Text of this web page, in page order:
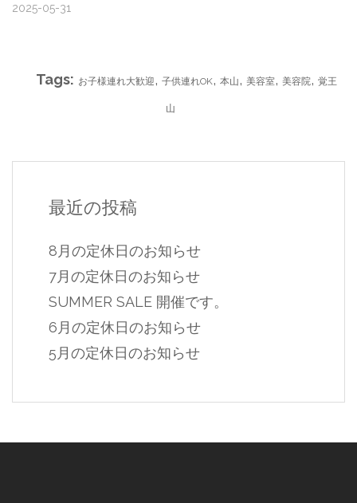
2025-05-31
Tags: お子様連れ大歓迎, 子供連れOK, 本山, 美容室, 美容院, 覚王
山
最近の投稿
8月の定休日のお知らせ
7月の定休日のお知らせ
SUMMER SALE 開催です。
6月の定休日のお知らせ
5月の定休日のお知らせ